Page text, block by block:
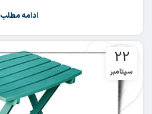
ادامه مطلب
22
سپتامبر